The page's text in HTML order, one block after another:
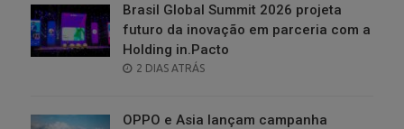
Brasil Global Summit 2026 projeta
futuro da inovação em parceria com a
Holding in.Pacto
POSTED
2 DIAS ATRÁS
OPPO e Asia lançam campanha